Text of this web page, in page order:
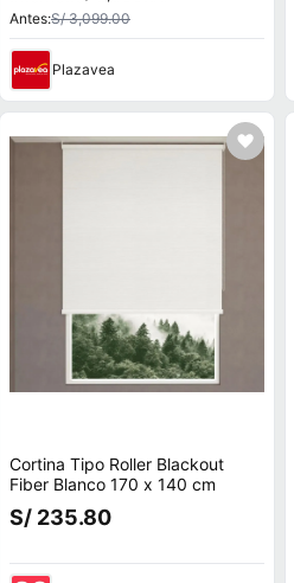
Antes:S/ 3,099.00
Plazavea
Cortina Tipo Roller Blackout
Fiber Blanco 170 x 140 cm
S/ 235.80